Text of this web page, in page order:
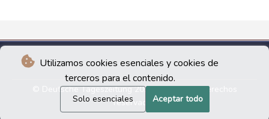
Utilizamos cookies esenciales y cookies de
terceros para el contenido.
Solo esenciales Aceptar todo
© Deutsche Tageszeitung 2026 - Todos los derechos
reservados